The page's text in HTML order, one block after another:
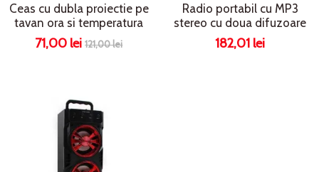
Ceas cu dubla proiectie pe
tavan ora si temperatura
71,00 lei121,00 lei
Radio portabil cu MP3
stereo cu doua difuzoare
182,01 lei